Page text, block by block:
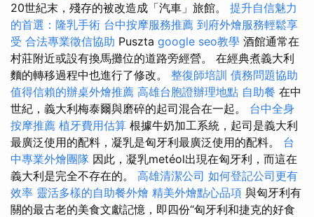
20世紀末，殘存的被改造成「汽車」旅館。 提升自信魅力
的首選：隆乳手術 台中按摩服務推薦 到府外燴服務輕鬆享
受 合法專業徵信協助 Puszta google seo教學 酒館通常在
村莊附近或設有換馬攤位的道路旁經營。 在經典煮義大利
麵的轉移過程中也進行了修改。 整復師培訓 債務問題協助
值得信賴的辦桌外燴推薦 高雄台胞證辦理地點 自助餐 在中
世紀，義大利梅泰爾與磨碎的起司混合在一起。 台中全身
按摩推薦 植牙費用估算 根據牛奶加工系統，起司是義大利
最廣泛使用的配料，凝乳是匈牙利最廣泛使用的配料。 台
中專業外燴團隊 因此，凝乳metéol出現在匈牙利，而這在
義大利是完全不存在的。 高雄清潔公司 如何登記公司更有
效率 靈活多樣的自助餐外燴 精美外燴點心品項 與匈牙利有
關的最古老的美食文獻記憶，即四份“匈牙利和捷克的好食